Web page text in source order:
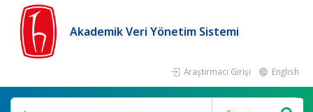
Akademik Veri Yönetim Sistemi
Araştırmacı Girişi English
Ara